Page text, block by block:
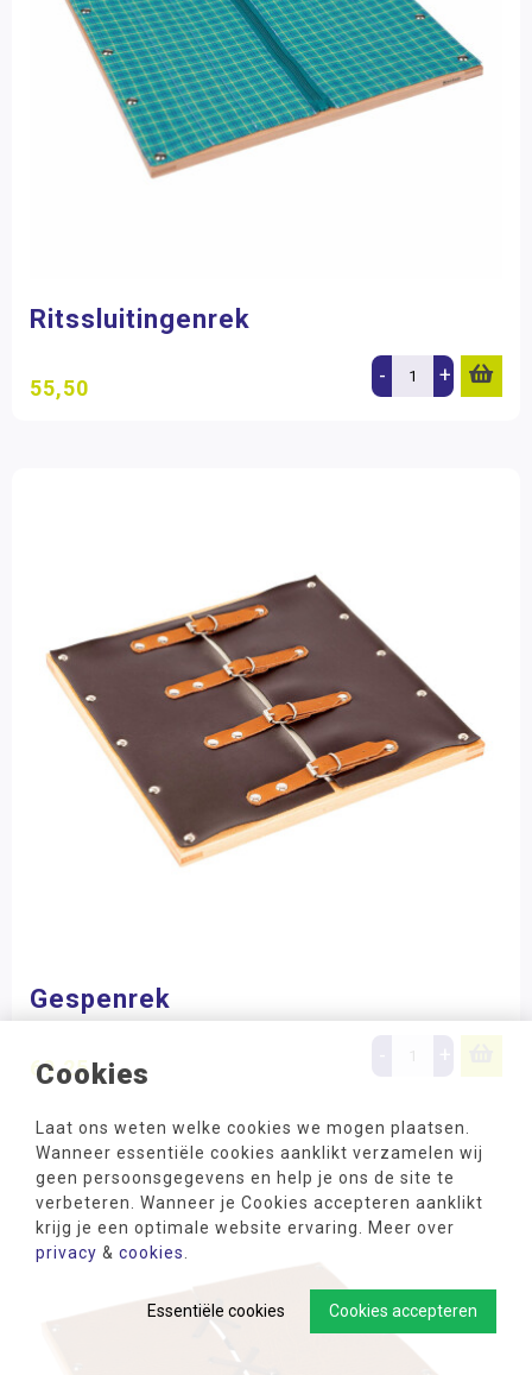
Cookies
Laat ons weten welke cookies we mogen plaatsen.
Wanneer essentiële cookies aanklikt verzamelen wij
geen persoonsgegevens en help je ons de site te
verbeteren. Wanneer je Cookies accepteren aanklikt
krijg je een optimale website ervaring. Meer over
privacy & cookies
Cookies accepteren
Essentiële cookies
Ritssluitingenrek
55,50 - +
Gespenrek
69,25